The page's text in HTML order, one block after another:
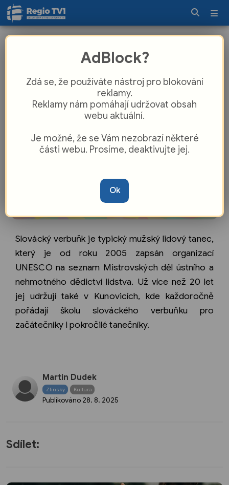
Kunovicích zdokonalují v tanci
Slovácký verbuňk je typický mužský lidový tanec,
který je od roku 2005 zapsán organizací
UNESCO na seznam Mistrovských děl ústního a
nehmotného dědictví lidstva. Už více než 20 let
jej udržují také v Kunovicích, kde každoročně
pořádají školu slováckého verbuňku pro
začátečníky i pokročilé tanečníky.
Martin Dudek
Zlínský Kultura
Publikováno 28. 8. 2025
Sdílet:
AdBlock?
Zdá se, že používáte nástroj pro blokování
reklamy.
Reklamy nám pomáhají udržovat obsah
webu aktuální.
Je možné, že se Vám nezobrazí některé
části webu. Prosíme, deaktivujte jej.
Ok